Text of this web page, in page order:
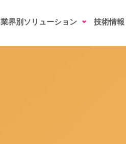
業界別ソリューション 技術情報